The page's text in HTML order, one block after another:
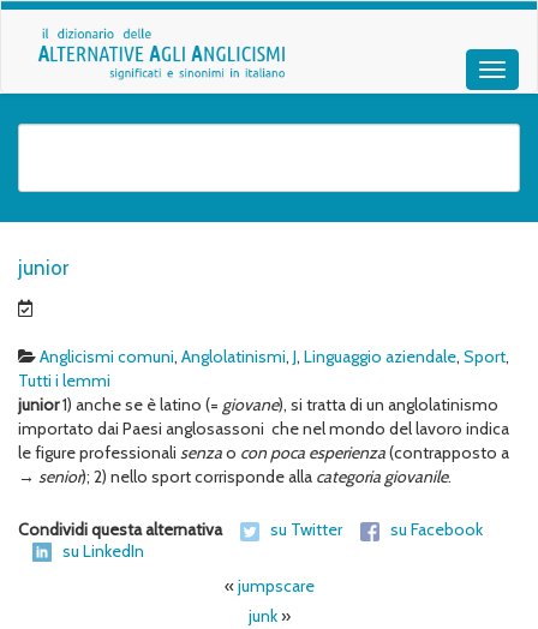
junior
Anglicismi comuni, Anglolatinismi, J, Linguaggio aziendale, Sport,
Tutti i lemmi
junior1) anche se è latino (= giovane), si tratta di un anglolatinismo
importato dai Paesi anglosassoni che nel mondo del lavoro indica
le figure professionali senzao con poca esperienza(contrapposto a
→ senior); 2) nello sport corrisponde alla categoria giovanile.
Condividi questa alternativa su Twitter
su Facebook
su LinkedIn
«jumpscare
junk»